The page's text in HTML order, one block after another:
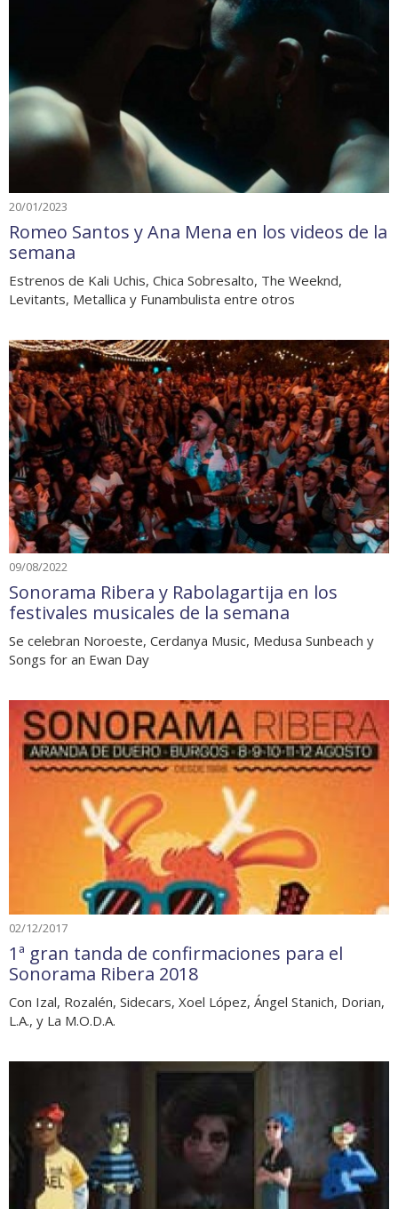
20/01/2023
Romeo Santos y Ana Mena en los videos de la
semana
Estrenos de Kali Uchis, Chica Sobresalto, The Weeknd,
Levitants, Metallica y Funambulista entre otros
09/08/2022
Sonorama Ribera y Rabolagartija en los
festivales musicales de la semana
Se celebran Noroeste, Cerdanya Music, Medusa Sunbeach y
Songs for an Ewan Day
02/12/2017
1ª gran tanda de confirmaciones para el
Sonorama Ribera 2018
Con Izal, Rozalén, Sidecars, Xoel López, Ángel Stanich, Dorian,
L.A., y La M.O.D.A.